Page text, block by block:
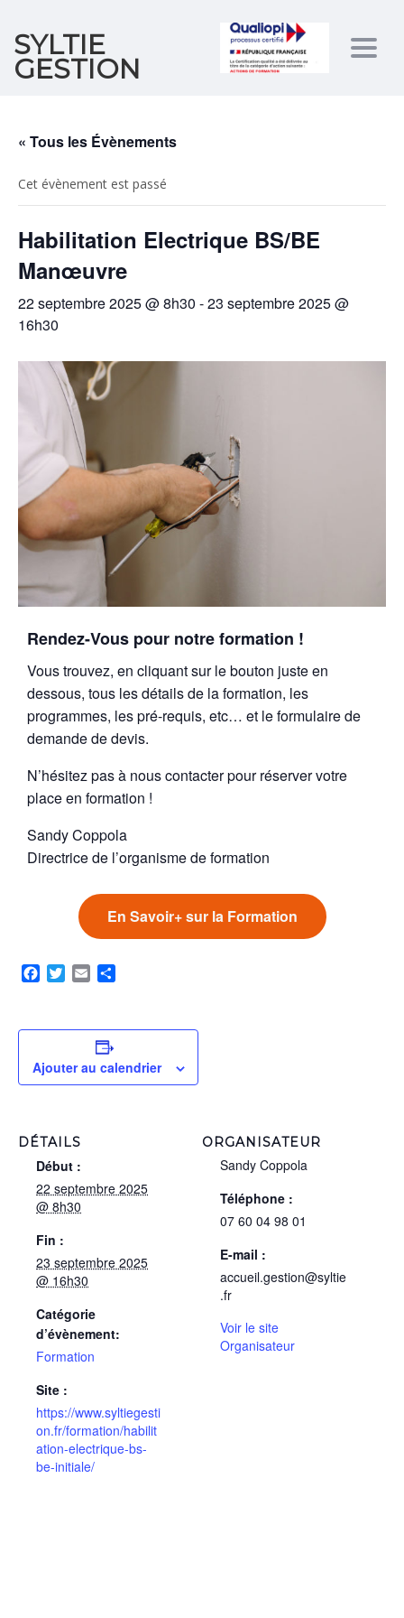
SYLTIE
GESTION
« Tous les Évènements
Cet évènement est passé
Habilitation Electrique BS/BE
Manœuvre
22 septembre 2025 @ 8h30 -23 septembre 2025 @
16h30
Rendez-Vous pour notre formation !
Vous trouvez, en cliquant sur le bouton juste en
dessous, tous les détails de la formation, les
programmes, les pré-requis, etc… et le formulaire de
demande de devis.
N’hésitez pas à nous contacter pour réserver votre
place en formation !
Sandy Coppola
Directrice de l’organisme de formation
En Savoir+ sur la Formation
Facebook
TwitterEmail
Ajouter au calendrier
DÉTAILS
Début :
22 septembre 2025
@ 8h30
Fin :
23 septembre 2025
@ 16h30
Catégorie
d’évènement:
Formation
Site :
https://www.syltiegesti
on.fr/formation/habilit
ation-electrique-bs-
be-initiale/
ORGANISATEUR
Sandy Coppola
Téléphone :
07 60 04 98 01
E-mail :
accueil.gestion@syltie
.fr
Voir le site
Organisateur